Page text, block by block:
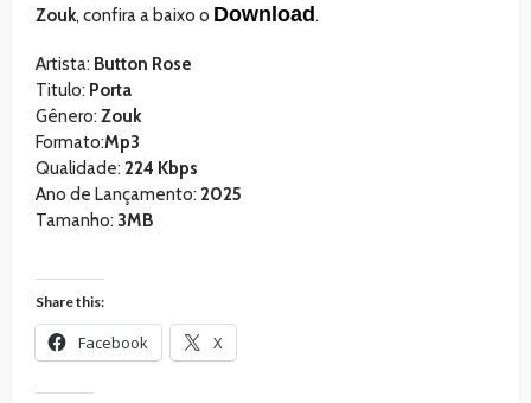
Zouk, confira a baixo o Download.
Artista: Button Rose
Titulo: Porta
Gênero: Zouk
Formato:Mp3
Qualidade: 224 Kbps
Ano de Lançamento: 2025
Tamanho: 3MB
Share this:
Facebook X